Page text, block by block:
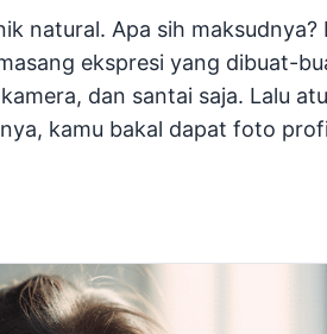
natural. Apa sih maksudnya?
ekspresi yang dibuat-
dan santai saja. Lalu
kamu bakal dapat foto